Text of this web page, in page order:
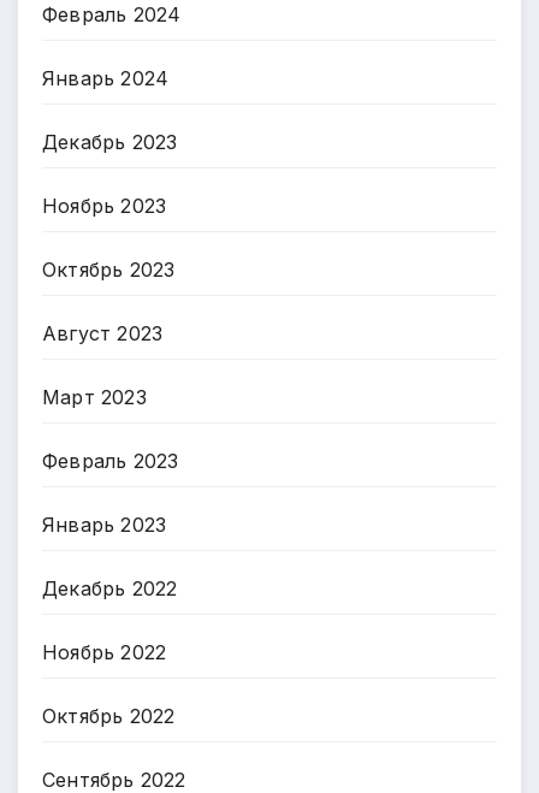
Февраль 2024
Январь 2024
Декабрь 2023
Ноябрь 2023
Октябрь 2023
Август 2023
Март 2023
Февраль 2023
Январь 2023
Декабрь 2022
Ноябрь 2022
Октябрь 2022
Сентябрь 2022